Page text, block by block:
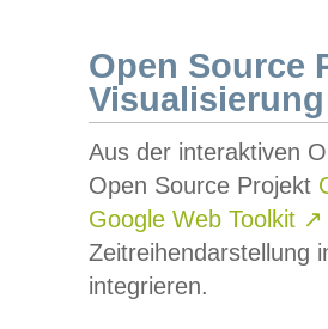
Open Source
Visualisierung
Aus der interaktiven
Open Source Projekt
Google Web Toolkit ↗
Zeitreihendarstellung
integrieren.